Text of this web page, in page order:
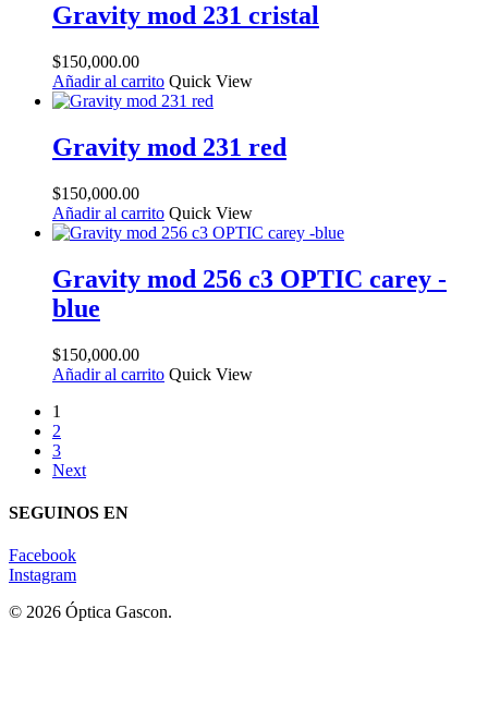
Gravity mod 231 cristal
$150,000.00
Añadir al carrito Quick View
Gravity mod 231 red
$150,000.00
Añadir al carrito Quick View
Gravity mod 256 c3 OPTIC carey -
blue
$150,000.00
Añadir al carrito Quick View
1
2
3
Next
SEGUINOS EN
Facebook
Instagram
© 2026 Óptica Gascon.